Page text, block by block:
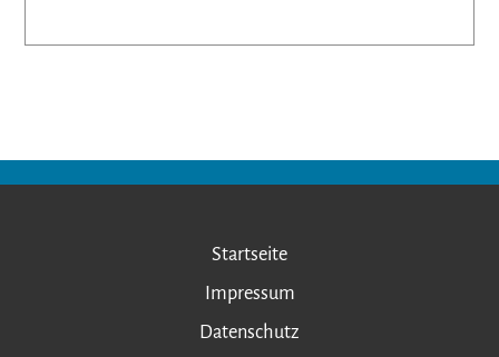
Startseite
Impressum
Datenschutz